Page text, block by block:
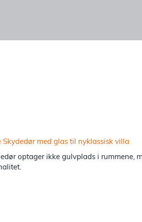
optager ikke gulvplads i rummene,